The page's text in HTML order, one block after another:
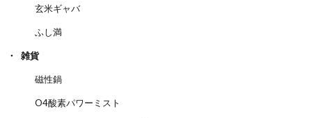
玄米ギャバ
ふし満
雑貨
磁性鍋
O4酸素パワーミスト